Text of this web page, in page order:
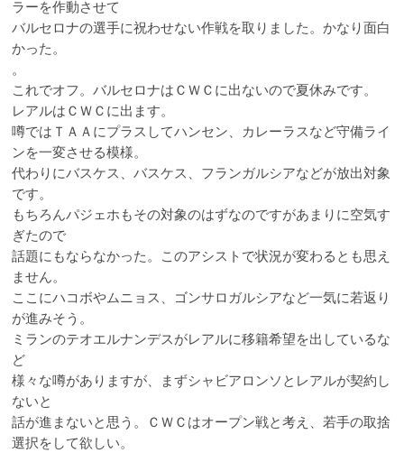
ラーを作動させて
バルセロナの選手に祝わせない作戦を取りました。かなり面白
かった。
。
これでオフ。バルセロナはＣＷＣに出ないので夏休みです。
レアルはＣＷＣに出ます。
噂ではＴＡＡにプラスしてハンセン、カレーラスなど守備ライ
ンを一変させる模様。
代わりにバスケス、バスケス、フランガルシアなどが放出対象
です。
もちろんパジェホもその対象のはずなのですがあまりに空気す
ぎたので
話題にもならなかった。このアシストで状況が変わるとも思え
ません。
ここにハコボやムニョス、ゴンサロガルシアなど一気に若返り
が進みそう。
ミランのテオエルナンデスがレアルに移籍希望を出しているな
ど
様々な噂がありますが、まずシャビアロンソとレアルが契約し
ないと
話が進まないと思う。ＣＷＣはオープン戦と考え、若手の取捨
選択をして欲しい。